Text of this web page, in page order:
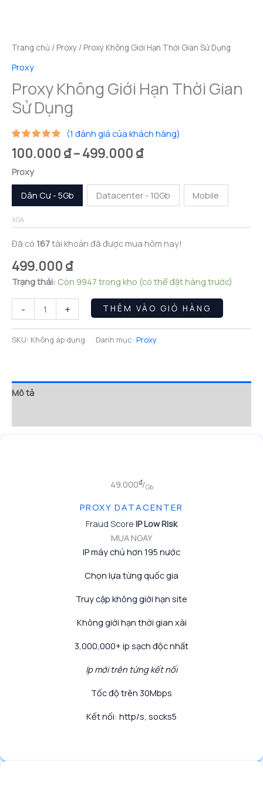
Trang chủ / Proxy / Proxy Không Giới Hạn Thời Gian Sử Dụng
Proxy
Proxy Không Giới Hạn Thời Gian
Sử Dụng
5.00
trên
5 dựa trên
1
(1 đánh giá của khách hàng)
100.000 ₫–499.000 ₫Khoảng
từ
100.000 ₫
đến
499.000 ₫
Proxy
Dân Cư - 5Gb Datacenter - 10Gb Mobile
XÓA
Đã có 167tài khoản đã được mua hôm nay!
499.000 ₫
Trạng thái: Còn 9947 trong kho (có thể đặt hàng trước)
-
Không
Sử
+ THÊM VÀO GIỎ HÀNG
SKU: Không áp dụng Danh mục: Proxy
Mô tả
49.000₫/Gb
PROXY DATACENTER
Fraud Score IP Low Risk
MUA NGAY
IP máy chủ hơn 195 nước
Chọn lựa từng quốc gia
Truy cập không giới hạn site
Không giới hạn thời gian xài
3,000,000+ ip sạch độc nhất
Ip mới trên từng kết nối
Tốc độ trên 30Mbps
Kết nối: http/s, socks5